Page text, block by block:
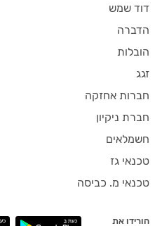
דוד שמש
הדברה
הובלות
זגג
חברות אחזקה
חברת ניקיון
חשמלאים
טכנאי גז
טכנאי מ. כביסה
הורידו את